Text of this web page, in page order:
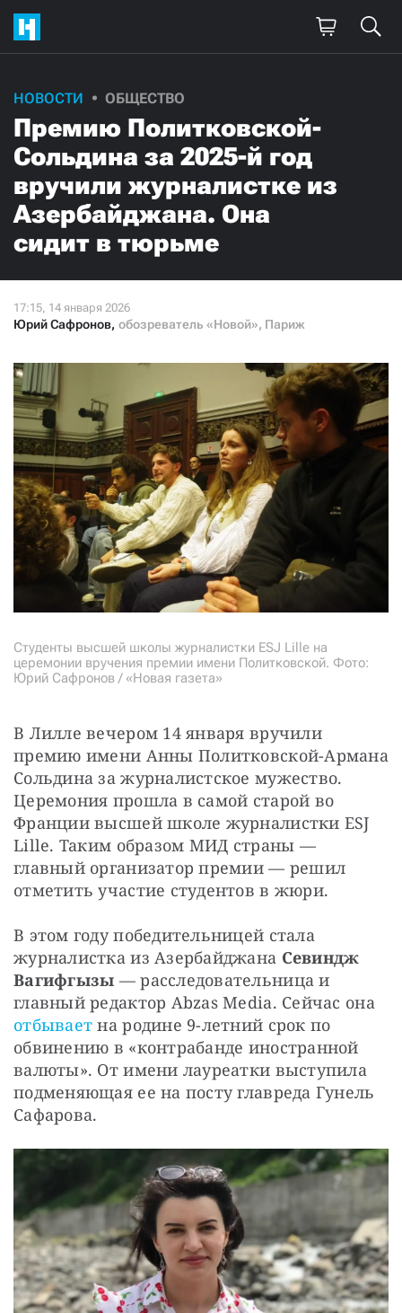
НОВОСТИ ОБЩЕСТВО
Премию Политковской-
Сольдина за 2025-й год
вручили журналистке из
Азербайджана. Она
сидит в тюрьме
Юрий Сафронов, обозреватель «Новой», Париж
Студенты высшей школы журналистки ESJ Lille на
церемонии вручения премии имени Политковской. Фото:
Юрий Сафронов / «Новая газета»
В Лилле вечером 14 января вручили
премию имени Анны Политковской-Армана
Сольдина за журналистское мужество.
Церемония прошла в самой старой во
Франции высшей школе журналистки ESJ
Lille. Таким образом МИД страны —
главный организатор премии — решил
отметить участие студентов в жюри.
В этом году победительницей стала
журналистка из Азербайджана Севиндж
Вагифгызы — расследовательница и
главный редактор Abzas Media. Сейчас она
отбывает на родине 9-летний срок по
обвинению в «контрабанде иностранной
валюты». От имени лауреатки выступила
подменяющая ее на посту главреда Гунель
Сафарова.
Поддержите
нашу работу!
Ежемесячно Разово
3000
Нажимая кнопку «Стать соучастником»,
я принимаю
и подтверждаю свое гражданство РФ
СТАТЬ СОУЧАСТНИКОМ
ПОДЕЛИТЬСЯ С ДРУЗЬЯМИ
Если у вас есть вопросы, пишите donate@novayagazeta.ru
звоните:
+7 (929) 612-03-68